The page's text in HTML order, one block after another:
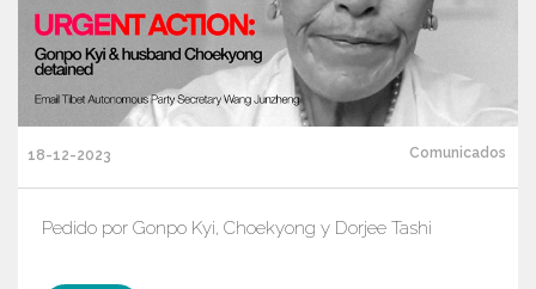
18-12-2023 Comunicados
Pedido por Gonpo Kyi, Choekyong y Dorjee Tashi